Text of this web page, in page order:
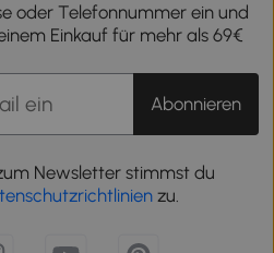
oder Telefonnummer ein und
Einkauf für mehr als 69€
Abonnieren
Newsletter stimmst du
zu.